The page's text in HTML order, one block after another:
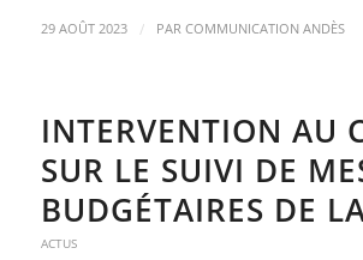
29 AOÛT 2023 / PAR COMMUNICATION ANDÈS
INTERVENTION AU
SUR LE SUIVI DE
BUDGÉTAIRES DE
ACTUS